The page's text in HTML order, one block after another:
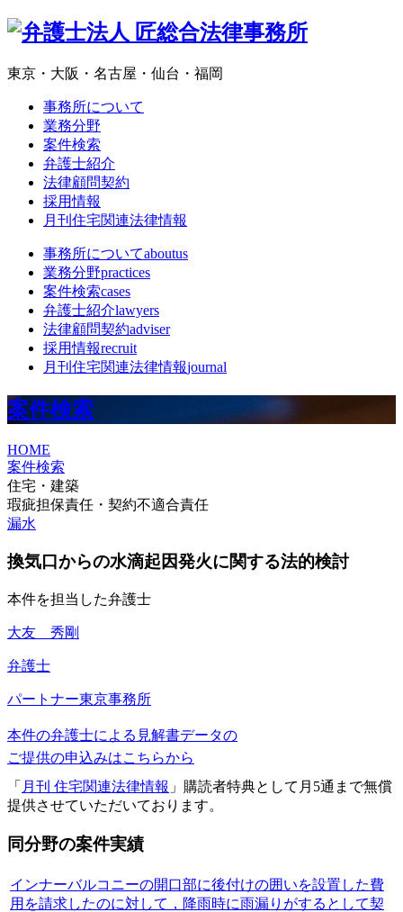
東京・大阪・名古屋・仙台・福岡
事務所について
業務分野
案件検索
弁護士紹介
法律顧問契約
採用情報
月刊住宅関連法律情報
事務所についてaboutus
業務分野practices
案件検索cases
弁護士紹介lawyers
法律顧問契約adviser
採用情報recruit
月刊住宅関連法律情報journal
案件検索
HOME
案件検索
住宅・建築
瑕疵担保責任・契約不適合責任
漏水
換気口からの水滴起因発火に関する法的検討
本件を担当した弁護士
大友 秀剛
弁護士
パートナー東京事務所
本件の弁護士による見解書データの
ご提供の申込みはこちらから
「 月刊 住宅関連法律情報 」購読者特典として月5通まで無償
提供させていただいております。
同分野の案件実績
インナーバルコニーの開口部に後付けの囲いを設置した費
用を請求したのに対して，降雨時に雨漏りがするとして契